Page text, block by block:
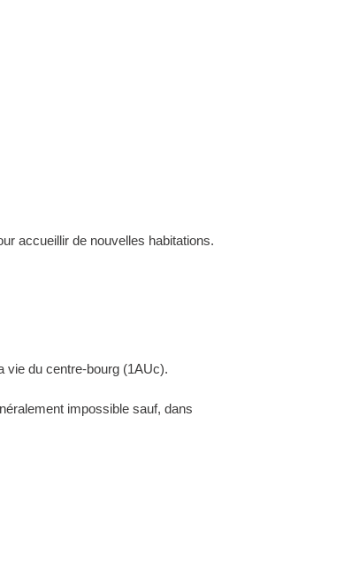
accueillir de nouvelles habitations.
vie du centre-bourg (1AUc).
impossible sauf, dans